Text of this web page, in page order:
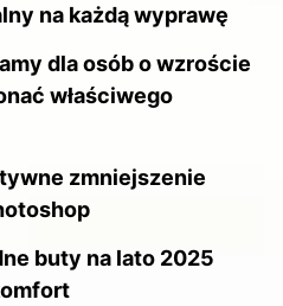
na każdą wyprawę
dla osób o wzroście
właściwego
zmniejszenie
buty na lato 2025